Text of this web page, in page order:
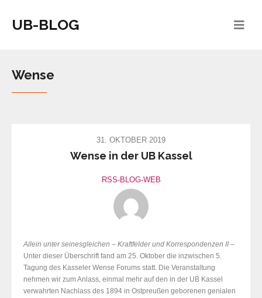
UB-BLOG
Wense
31. OKTOBER 2019
Wense in der UB Kassel
RSS-BLOG-WEB
Allein unter seinesgleichen – Kraftfelder und Korrespondenzen II –
Unter dieser Überschrift fand am 25. Oktober die inzwischen 5.
Tagung des Kasseler Wense Forums statt. Die Veranstaltung
nehmen wir zum Anlass, einmal mehr auf den in der UB Kassel
verwahrten Nachlass des 1894 in Ostpreußen geborenen genialen